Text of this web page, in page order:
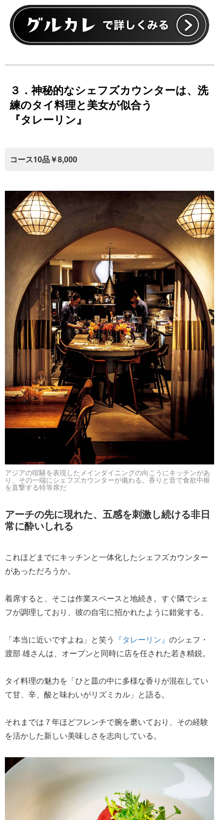
３．神秘的なシェフズカウンターは、洗
練のタイ料理と美女が似合う
『タレーリン』
コース10品￥8,000
アジアの喧騒を表現したメインダイニングの向こうにキッチンがあ
り、その一端にシェフズカウンターが備わる。香りと音で食欲中枢
を直撃する特等席だ
アーチの先に現れた、五感を刺激し続ける非日
常に酔いしれる
これほどまでにキッチンと一体化したシェフズカウンター
があっただろうか。
着席すると、そこは作業スペースと地続き。すぐ隣でシェ
フが調理しており、彼の自宅に招かれたように錯覚する。
「本当に近いですよね」と笑う 『タレーリン』 のシェフ・
渡部 雄さんは、オープンと同時に店を任された若き精鋭。
タイ料理の魅力を「ひと皿の中に多様な香りが混在してい
て甘、辛、酸と味わいがリズミカル」と語る。
それまでは７年ほどフレンチで腕を磨いており、その経験
を活かした新しい美味しさを志向している。